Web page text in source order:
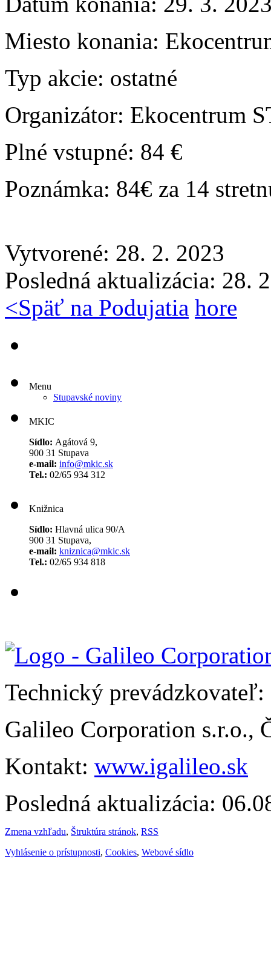
Miesto konania:
Typ akcie: ostatné
Organizátor: Ekocentrum
Plné vstupné: 84 €
Poznámka: 84€ za 14
Vytvorené: 28. 2. 2023
Posledná aktualizácia: 28.
<Späť na Podujatia hore
Menu
Stupavské noviny
MKIC
Sídlo: Agátová 9,
900 31 Stupava
e-mail: info@mkic.sk
Tel.: 02/65 934 312
Knižnica
Sídlo: Hlavná ulica 90/A
900 31 Stupava,
e-mail: kniznica@mkic.sk
Tel.: 02/65 934 818
Technický prevádzkovateľ:
Galileo Corporation s.r.o.,
Kontakt: www.igalileo.sk
Posledná aktualizácia:
Zmena vzhľadu, Štruktúra stránok, RSS
Vyhlásenie o prístupnosti, Cookies, Webové sídlo